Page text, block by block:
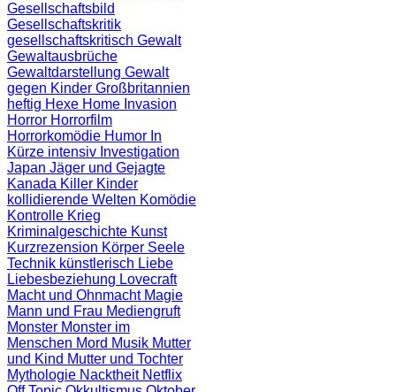
Gesellschaftsbild
Gesellschaftskritik
gesellschaftskritisch Gewalt
Gewaltausbrüche
Gewaltdarstellung Gewalt
gegen Kinder Großbritannien
heftig Hexe Home Invasion
Horror Horrorfilm
Horrorkomödie Humor In
Kürze intensiv Investigation
Japan Jäger und Gejagte
Kanada Killer Kinder
kollidierende Welten Komödie
Kontrolle Krieg
Kriminalgeschichte Kunst
Kurzrezension Körper Seele
Technik künstlerisch Liebe
Liebesbeziehung Lovecraft
Macht und Ohnmacht Magie
Mann und Frau Mediengruft
Monster Monster im
Menschen Mord Musik Mutter
und Kind Mutter und Tochter
Mythologie Nacktheit Netflix